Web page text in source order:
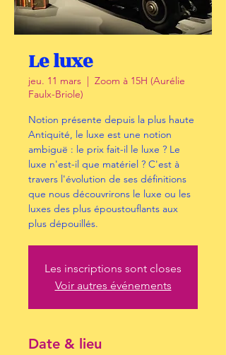
Le luxe
jeu. 11 mars
  |
Zoom à 15H (Aurélie
Faulx-Briole)
Notion présente depuis la plus haute
Antiquité, le luxe est une notion
ambiguë : le prix fait-il le luxe ? Le
luxe n'est-il que matériel ? C'est à
travers l'évolution de ses définitions
que nous découvrirons le luxe ou les
luxes des plus époustouflants aux
plus dépouillés.
Les inscriptions sont closes
Voir autres événements
Date & lieu